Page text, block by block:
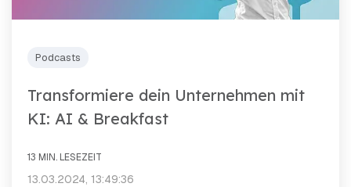
Podcasts
Transformiere dein Unternehmen mit
KI: AI & Breakfast
13 MIN. LESEZEIT
13.03.2024, 13:49:36